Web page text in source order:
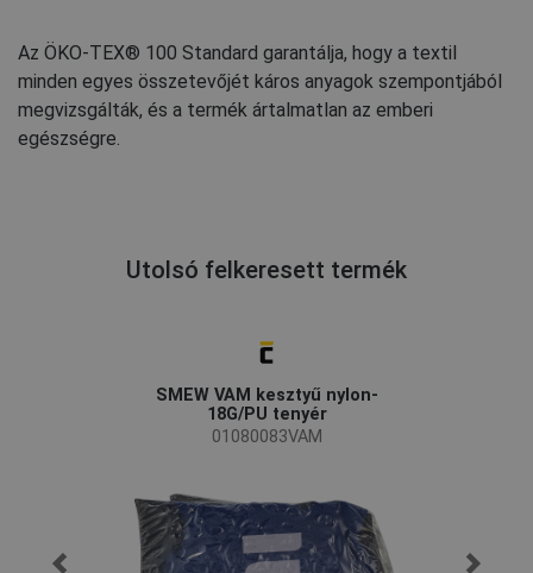
Az ÖKO-TEX® 100 Standard garantálja, hogy a textil
minden egyes összetevőjét káros anyagok szempontjából
megvizsgálták, és a termék ártalmatlan az emberi
egészségre.
Utolsó felkeresett termék
SMEW VAM kesztyű nylon-
18G/PU tenyér
01080083VAM